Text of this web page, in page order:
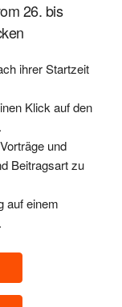
26. bis
ihrer Startzeit
Klick auf den
und
Beitragsart zu
auf einem